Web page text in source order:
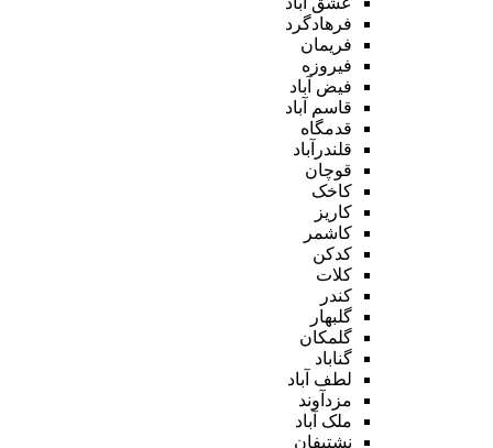
فرهادگرد
فریمان
فیروزه
فیض آباد
قاسم آباد
قدمگاه
قلندرآباد
قوچان
کاخک
کاریز
کاشمر
کدکن
کلات
کندر
گلبهار
گلمکان
گناباد
لطف آباد
مزدآوند
ملک آباد
نشتیفان